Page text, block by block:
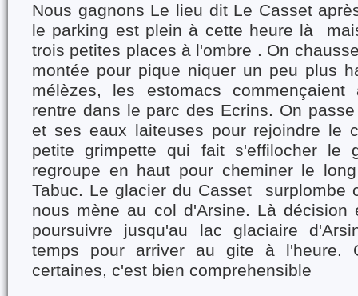
Nous gagnons Le lieu dit Le Casset
le parking est plein à cette heure là
trois petites places à l'ombre . On
montée pour pique niquer un peu plus
mélèzes, les estomacs
rentre dans le parc des Ecrins. On
et ses eaux laiteuses pour rejoindre le
petite grimpette qui fait s'effilocher le
regroupe en haut pour cheminer le
Tabuc. Le glacier du Casset surplombe
nous mène au col d'Arsine. Là
poursuivre jusqu'au lac glaciaire
temps pour arriver au gite à l'heure.
certaines, c'est bien comprehensible